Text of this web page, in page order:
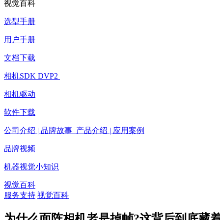
视觉百科
选型手册
用户手册
文档下载
相机SDK DVP2
相机驱动
软件下载
公司介绍 | 品牌故事 产品介绍 | 应用案例
品牌视频
机器视觉小知识
视觉百科
服务支持 视觉百科